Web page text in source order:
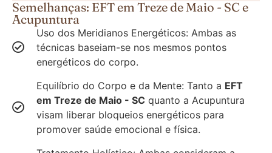
Semelhanças: EFT em Treze de Maio - SC e
Acupuntura
Uso dos Meridianos Energéticos: Ambas as
técnicas baseiam-se nos mesmos pontos
energéticos do corpo.
Equilíbrio do Corpo e da Mente: Tanto a EFT
em Treze de Maio - SC quanto a Acupuntura
visam liberar bloqueios energéticos para
promover saúde emocional e física.